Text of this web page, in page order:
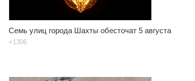
Семь улиц города Шахты обесточат 5 августа
+1306